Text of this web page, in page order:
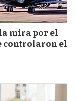
mira por el
controlaron el